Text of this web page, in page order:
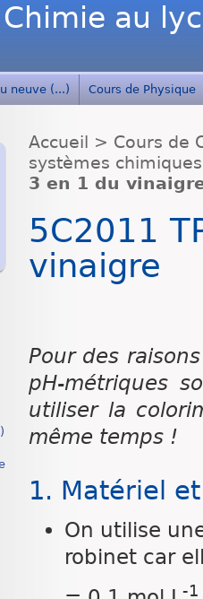
au
neuve (...) Cours de Physique
Accueil > Cours de
systèmes chimiques
3 en 1 du
5C2011
vinaigre
Pour des
pH-métriques
utiliser la
même temps !
1. Matériel
On utilise
robinet car
-1